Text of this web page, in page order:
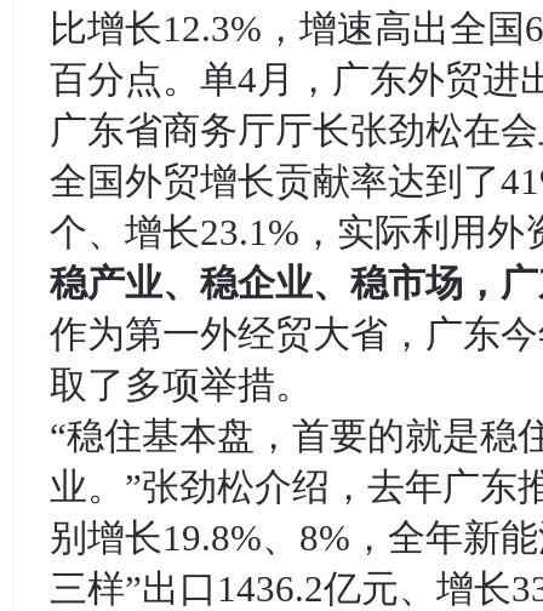
比增长12.3%，增速高出全
百分点。单4月，广东外贸进
广东省商务厅厅长张劲松在
全国外贸增长贡献率达到了
个、增长23.1%，实际利用
稳产业、稳企业、稳市场，
作为第一外经贸大省，广东
取了多项举措。
“稳住基本盘，首要的就是稳
业。”张劲松介绍，去年广东
别增长19.8%、8%，全年新
三样”出口1436.2亿元、增长